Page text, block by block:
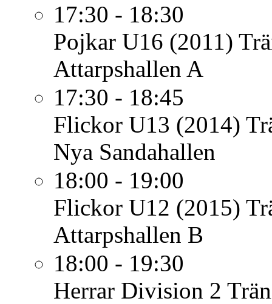
17:30 - 18:30
Pojkar U16 (2011)
Attarpshallen A
17:30 - 18:45
Flickor U13 (2014)
Nya Sandahallen
18:00 - 19:00
Flickor U12 (2015)
Attarpshallen B
18:00 - 19:30
Herrar Division 2